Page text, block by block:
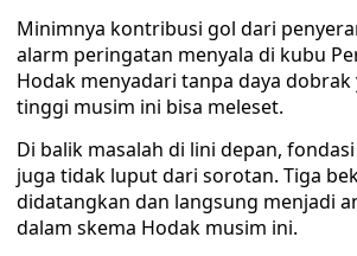
Minimnya kontribusi gol dari
alarm peringatan menyala di kubu
Hodak menyadari tanpa daya
tinggi musim ini bisa meleset.
Di balik masalah di lini depan,
juga tidak luput dari sorotan. Tiga
didatangkan dan langsung menjadi
dalam skema Hodak musim ini.